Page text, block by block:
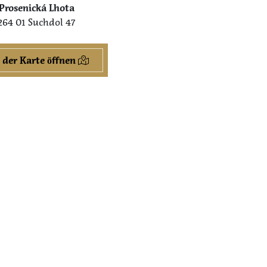
Lhota
01 Suchdol 47
der Karte öffnen